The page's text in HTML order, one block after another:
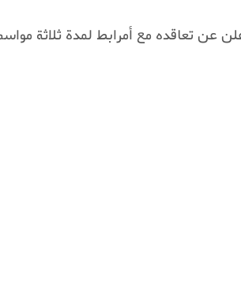
عن تعاقده مع أمرابط لمدة ثلاثة